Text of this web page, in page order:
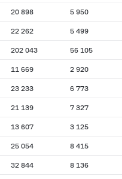
20 898 5 950
22 262 5 499
202 043 56 105
11 669 2 920
23 233 6 773
21 139 7 327
13 607 3 125
25 054 8 415
32 844 8 136